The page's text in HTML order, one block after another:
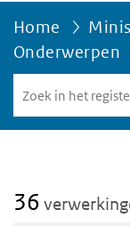
Home
Onderwerpen
in
het
36